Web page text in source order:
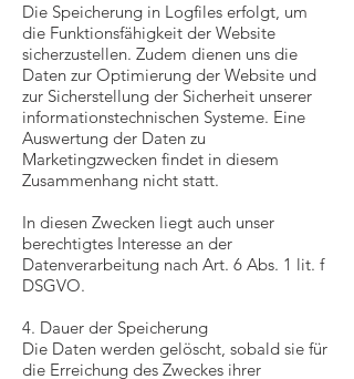
Die Speicherung in Logfiles erfolgt, um
die Funktionsfähigkeit der Website
sicherzustellen. Zudem dienen uns die
Daten zur Optimierung der Website und
zur Sicherstellung der Sicherheit unserer
informationstechnischen Systeme. Eine
Auswertung der Daten zu
Marketingzwecken findet in diesem
Zusammenhang nicht statt.
In diesen Zwecken liegt auch unser
berechtigtes Interesse an der
Datenverarbeitung nach Art. 6 Abs. 1 lit. f
DSGVO.
4. Dauer der Speicherung
Die Daten werden gelöscht, sobald sie für
die Erreichung des Zweckes ihrer